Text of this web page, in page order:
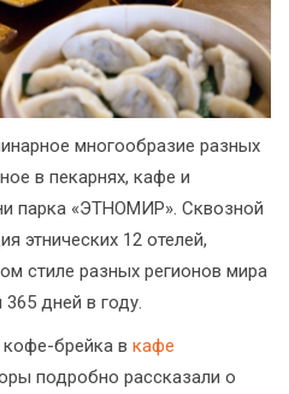
многообразие разных
в пекарнях, кафе и
парка «ЭТНОМИР». Сквозной
этнических 12 отелей,
стиле разных регионов мира
365 дней в году.
кофе-брейка в кафе
подробно рассказали о